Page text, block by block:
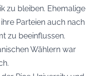
zu bleiben. Ehemalige
Parteien auch nach
zu beeinflussen.
Wählern war